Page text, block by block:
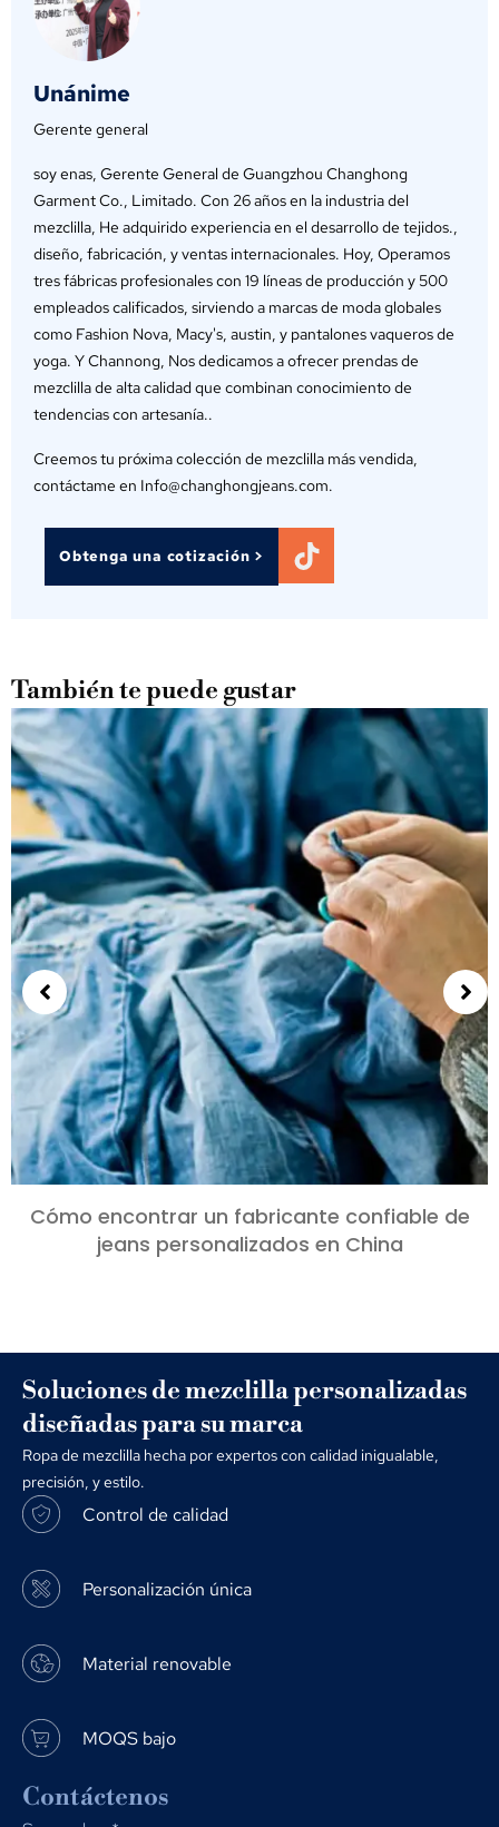
Unánime
Gerente general
soy enas, Gerente General de Guangzhou Changhong
Garment Co., Limitado. Con 26 años en la industria del
mezclilla, He adquirido experiencia en el desarrollo de tejidos.,
diseño, fabricación, y ventas internacionales. Hoy, Operamos
tres fábricas profesionales con 19 líneas de producción y 500
empleados calificados, sirviendo a marcas de moda globales
como Fashion Nova, Macy's, austin, y pantalones vaqueros de
yoga. Y Channong, Nos dedicamos a ofrecer prendas de
mezclilla de alta calidad que combinan conocimiento de
tendencias con artesanía..
Creemos tu próxima colección de mezclilla más vendida,
contáctame en Info@changhongjeans.com.
Obtenga una cotización >
También te puede gustar
Cómo encontrar un fabricante confiable de
jeans personalizados en China
Soluciones de mezclilla personalizadas
diseñadas para su marca
Ropa de mezclilla hecha por expertos con calidad inigualable,
precisión, y estilo.
Control de calidad
Personalización única
Material renovable
MOQS bajo
Contáctenos